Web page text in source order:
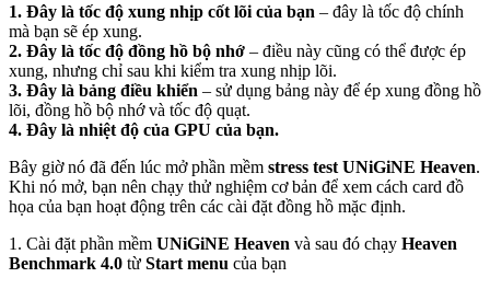
1. Đây là tốc độ xung nhịp cốt lõi của bạn – đây là tốc độ chính
mà bạn sẽ ép xung.
2. Đây là tốc độ đồng hồ bộ nhớ – điều này cũng có thể được ép
xung, nhưng chỉ sau khi kiểm tra xung nhịp lõi.
3. Đây là bảng điều khiển – sử dụng bảng này để ép xung đồng hồ
lõi, đồng hồ bộ nhớ và tốc độ quạt.
4. Đây là nhiệt độ của GPU của bạn.
Bây giờ nó đã đến lúc mở phần mềm stress test UNiGiNE Heaven.
Khi nó mở, bạn nên chạy thử nghiệm cơ bản để xem cách card đồ
họa của bạn hoạt động trên các cài đặt đồng hồ mặc định.
1. Cài đặt phần mềm UNiGiNE Heaven và sau đó chạy Heaven
Benchmark 4.0 từ Start menu của bạn